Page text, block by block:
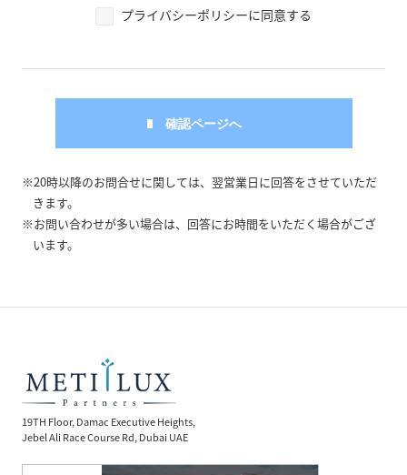
プライバシーポリシーに同意する
※20時以降のお問合せに関しては、翌営業日に回答をさせていただ
きます。
※お問い合わせが多い場合は、回答にお時間をいただく場合がござ
います。
19TH Floor, Damac Executive Heights,
Jebel Ali Race Course Rd, Dubai UAE